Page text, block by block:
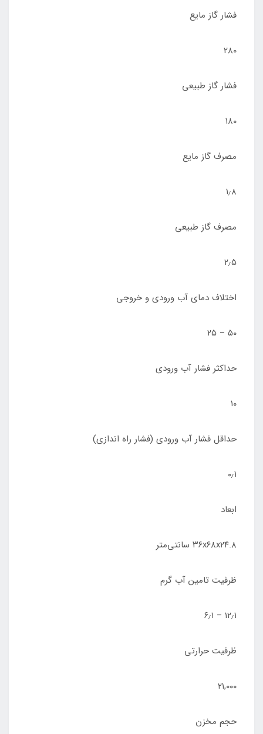
فشار گاز مایع
۲۸۰
فشار گاز طبیعی
۱۸۰
مصرف گاز مایع
۱٫۸
مصرف گاز طبیعی
۲٫۵
اختلاف دمای آب ورودی و خروجی
۵۰ – ۲۵
حداکثر فشار آب ورودی
۱۰
حداقل فشار آب ورودی (فشار راه اندازی)
۰٫۱
ابعاد
۳۶x۶۸x۲۴.۸ سانتی‌متر
ظرفیت تامین آب گرم
۱۲٫۱ – ۶٫۱
ظرفیت حرارتی
۲۱,۰۰۰
حجم مخزن